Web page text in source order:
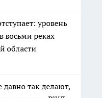
уровень
восьми реках
области
давно так делают,